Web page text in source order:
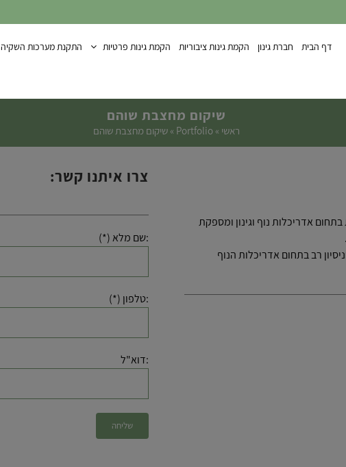
דף הבית חברת גינון הקמת גינות ציבוריות הקמת גינות פרטיות התקנת מערכות השקיה
שיקום מחצבת שוהם
ראשי »
Portfolio
» שיקום מחצבת שוהם
גינון ופיתוח בע”מ הוקמה בשנת 2015 ועוסקת בתחום אדריכלות נוף וגינון ומספקת
רב בתחום אדריכלות הנוף
צרו איתנו קשר:
:שם מלא (*)
:טלפון (*)
:דוא"ל